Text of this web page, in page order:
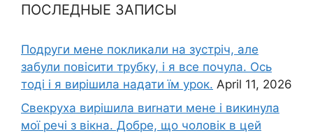
ПОСЛЕДНЫЕ ЗАПИСЫ
Подруги мене покликали на зустріч, але
забули повісити трубку, і я все почула. Ось
тоді і я вирішила надати їм урок. April 11, 2026
Свекруха вирішила виrнати мене і викинула
мої речі з вікна. Добре, що чоловік в цей